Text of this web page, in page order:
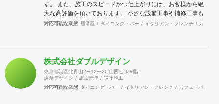
す。 また、施工のスピードかつ仕上がりには、お客様から絶
大な高評価を頂いております。 小さな設備工事や補修工事も
迅速にご対応致しますので、困った事が有ったら先ずは当社
対応可能な業態 居酒屋 ダイニング・バー イタリアン・フレンチ カフェ
株式会社ダブルデザイン
東京都港区北青山2ー12ー20 山西ビル５階
店舗デザイン
施工管理
設計施工
対応可能な業態 ダイニング・バー イタリアン・フレンチ カフェ・パン・ケ